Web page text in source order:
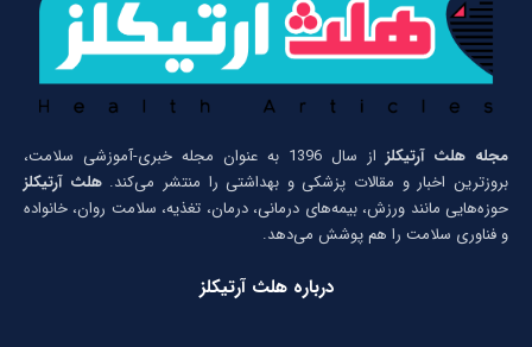
مجله هلث آرتیکلز
از سال 1396 به عنوان مجله خبری-آموزشی سلامت،
بروزترین اخبار و مقالات پزشکی و بهداشتی را منتشر می‌کند.هلث آرتیکلز
حوزه‌هایی مانند ورزش، بیمه‌های درمانی، درمان، تغذیه، سلامت روان، خانواده
و فناوری سلامت را هم پوشش می‌دهد.
درباره هلث آرتیکلز